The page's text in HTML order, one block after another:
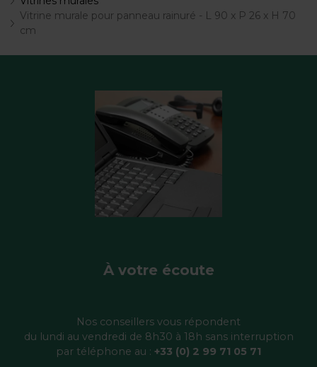
Vitrine murale pour panneau rainuré - L 90 x P 26 x H 70
cm
À votre écoute
Nos conseillers vous répondent
du lundi au vendredi de 8h30 à 18h sans interruption
par téléphone au : +33 (0) 2 99 71 05 71